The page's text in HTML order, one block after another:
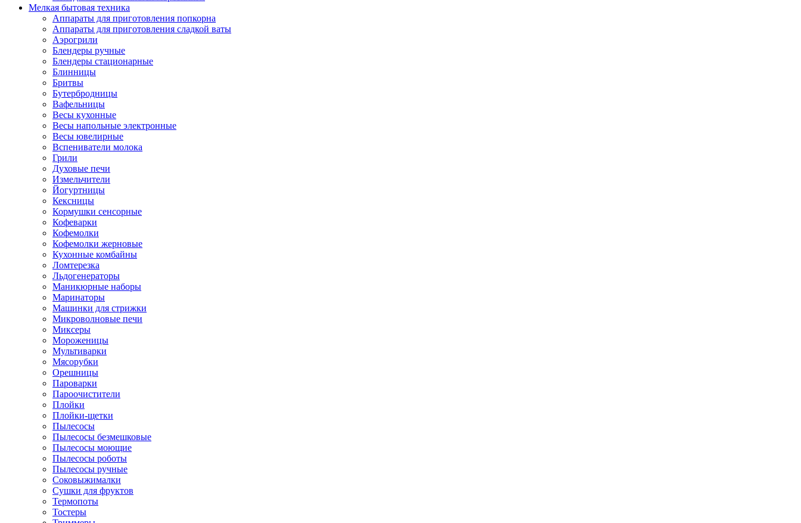
Мелкая бытовая техника
Аппараты для приготовления попкорна
Аппараты для приготовления сладкой ваты
Аэрогрили
Блендеры ручные
Блендеры стационарные
Блинницы
Бритвы
Бутербродницы
Вафельницы
Весы кухонные
Весы напольные электронные
Весы ювелирные
Вспениватели молока
Грили
Духовые печи
Измельчители
Йогуртницы
Кексницы
Кормушки сенсорные
Кофеварки
Кофемолки
Кофемолки жерновые
Кухонные комбайны
Ломтерезка
Льдогенераторы
Маникюрные наборы
Маринаторы
Машинки для стрижки
Микроволновые печи
Миксеры
Мороженицы
Мультиварки
Мясорубки
Орешницы
Пароварки
Пароочистители
Плойки
Плойки-щетки
Пылесосы
Пылесосы безмешковые
Пылесосы моющие
Пылесосы роботы
Пылесосы ручные
Соковыжималки
Сушки для фруктов
Термопоты
Тостеры